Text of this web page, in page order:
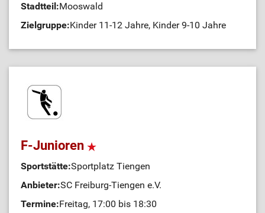
Stadtteil:Mooswald
Zielgruppe:Kinder 11-12 Jahre, Kinder 9-10 Jahre
F-Junioren
Sportstätte:Sportplatz Tiengen
Anbieter:SC Freiburg-Tiengen e.V.
Termine:Freitag, 17:00 bis 18:30